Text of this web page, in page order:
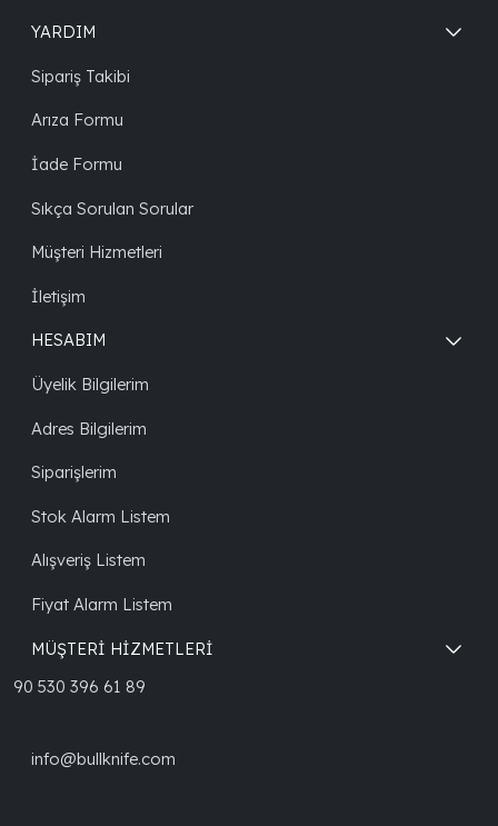
YARDIM
Sipariş Takibi
Arıza Formu
İade Formu
Sıkça Sorulan Sorular
Müşteri Hizmetleri
İletişim
HESABIM
Üyelik Bilgilerim
Adres Bilgilerim
Siparişlerim
Stok Alarm Listem
Alışveriş Listem
Fiyat Alarm Listem
MÜŞTERİ HİZMETLERİ
90 530 396 61 89
info@bullknife.com